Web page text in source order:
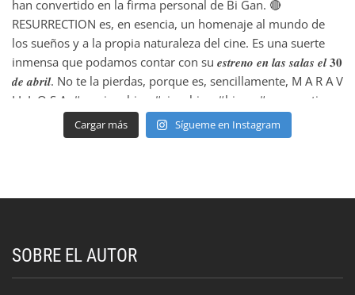
Cargar más Sígueme en Instagram
SOBRE EL AUTOR